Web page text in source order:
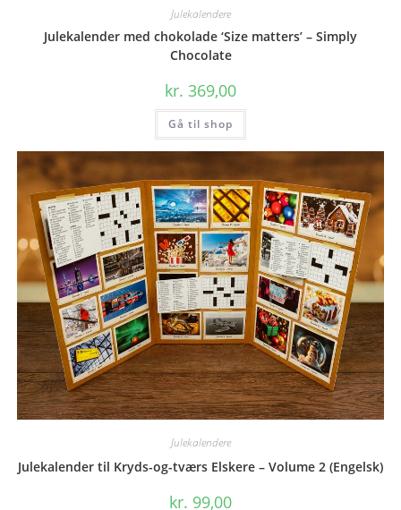
Julekalendere
Julekalender med chokolade ‘Size matters’ – Simply
Chocolate
kr. 369,00
Gå til shop
Julekalendere
Julekalender til Kryds-og-tværs Elskere – Volume 2 (Engelsk)
kr. 99,00